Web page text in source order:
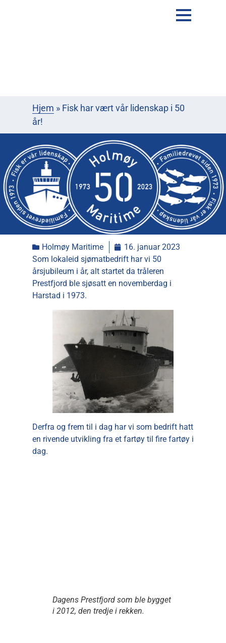
Hjem » Fisk har vært vår lidenskap i 50
år!
Holmøy Maritime
16. januar 2023
Som lokaleid sjømatbedrift har vi 50
årsjubileum i år, alt startet da tråleren
Prestfjord ble sjøsatt en novemberdag i
Harstad i 1973.
Derfra og frem til i dag har vi som bedrift hatt
en rivende utvikling fra et fartøy til fire fartøy i
dag.
Dagens Prestfjord som ble bygget
i 2012, den tredje i rekken.